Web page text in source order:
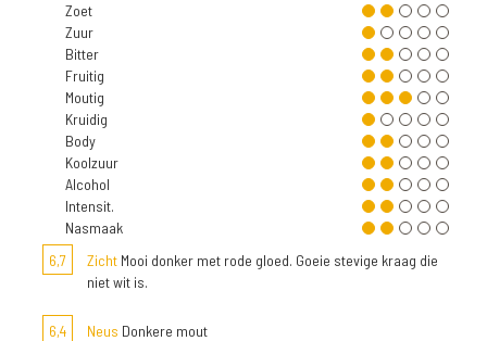
Zoet
Zuur
Bitter
Fruitig
Moutig
Kruidig
Body
Koolzuur
Alcohol
Intensit.
Nasmaak
6,7
Zicht Mooi donker met rode gloed. Goeie stevige kraag die
niet wit is.
6,4 Neus Donkere mout